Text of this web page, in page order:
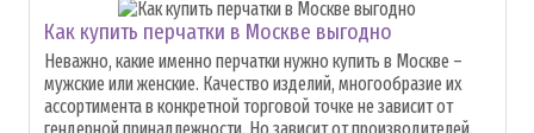
Как купить перчатки в Москве выгодно
Неважно, какие именно перчатки нужно купить в Москве –
мужские или женские. Качество изделий, многообразие их
ассортимента в конкретной торговой точке не зависит от